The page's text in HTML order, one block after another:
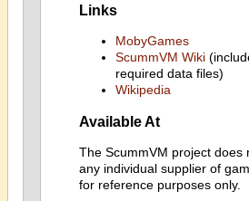
Links
MobyGames
ScummVM Wiki
required data files)
Wikipedia
Available At
The ScummVM project does
any individual supplier of
for reference purposes only.